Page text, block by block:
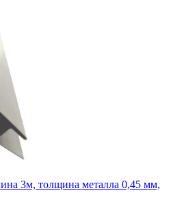
3м, толщина металла 0,45 мм,